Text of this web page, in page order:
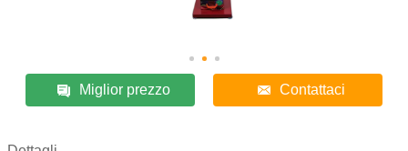
Miglior prezzo Contattaci